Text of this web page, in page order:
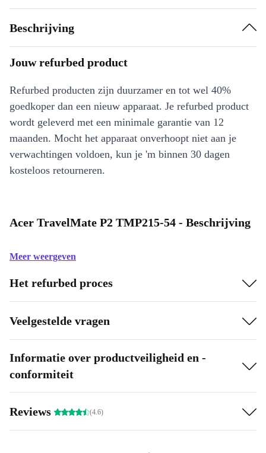
Beschrijving
Jouw refurbed product
Refurbed producten zijn duurzamer en tot wel 40%
goedkoper dan een nieuw apparaat. Je refurbed product
wordt geleverd met een minimale garantie van 12
maanden. Mocht het apparaat onverhoopt niet aan je
verwachtingen voldoen, kun je 'm binnen 30 dagen
kosteloos retourneren.
Acer TravelMate P2 TMP215-54 - Beschrijving
Meer weergeven
Het refurbed proces
Veelgestelde vragen
Informatie over productveiligheid en -
conformiteit
Reviews (4.6)